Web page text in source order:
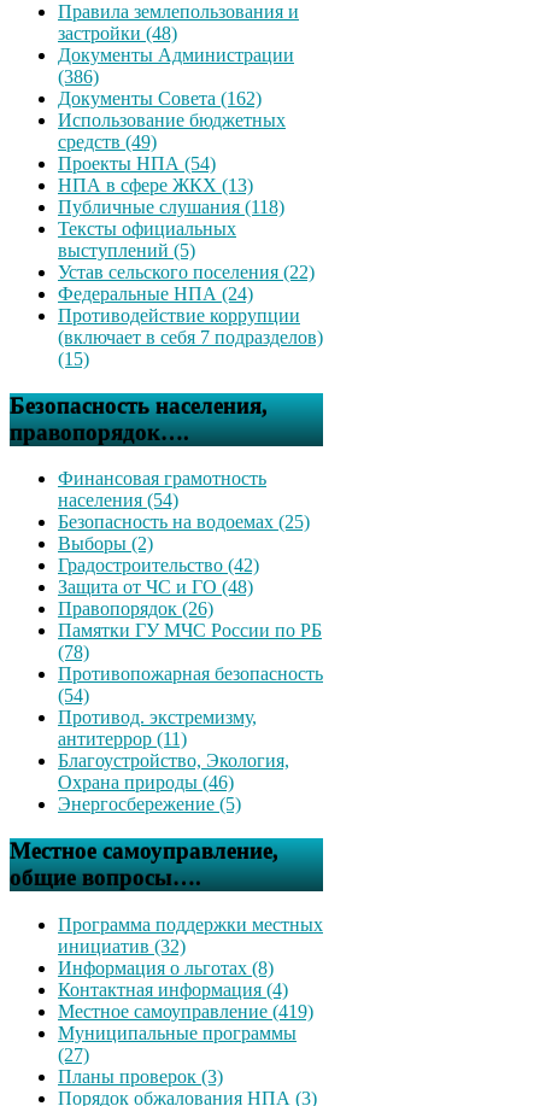
Правила землепользования и
застройки (48)
Документы Администрации
(386)
Документы Совета (162)
Использование бюджетных
средств (49)
Проекты НПА (54)
НПА в сфере ЖКХ (13)
Публичные слушания (118)
Тексты официальных
выступлений (5)
Устав сельского поселения (22)
Федеральные НПА (24)
Противодействие коррупции
(включает в себя 7 подразделов)
(15)
Безопасность населения,
правопорядок….
Финансовая грамотность
населения (54)
Безопасность на водоемах (25)
Выборы (2)
Градостроительство (42)
Защита от ЧС и ГО (48)
Правопорядок (26)
Памятки ГУ МЧС России по РБ
(78)
Противопожарная безопасность
(54)
Противод. экстремизму,
антитеррор (11)
Благоустройство, Экология,
Охрана природы (46)
Энергосбережение (5)
Местное самоуправление,
общие вопросы….
Программа поддержки местных
инициатив (32)
Информация о льготах (8)
Контактная информация (4)
Местное самоуправление (419)
Муниципальные программы
(27)
Планы проверок (3)
Порядок обжалования НПА (3)